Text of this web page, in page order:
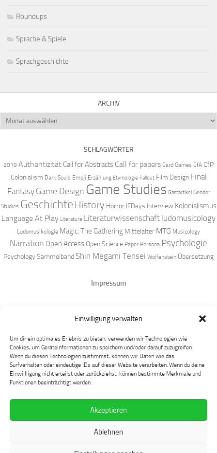
Einwilligung verwalten
Um dir ein optimales Erlebnis zu bieten, verwenden wir Technologien wie
Cookies, um Geräteinformationen zu speichern und/oder darauf zuzugreifen.
Wenn du diesen Technologien zustimmst, können wir Daten wie das
Surfverhalten oder eindeutige IDs auf dieser Website verarbeiten. Wenn du deine
Einwillligung nicht erteilst oder zurückziehst, können bestimmte Merkmale und
Funktionen beeinträchtigt werden.
Akzeptieren
Ablehnen
Roundups
Sprache & Spiele
Sprachgeschichte
ARCHIV
Archiv
SCHLAGWÖRTER
2019 Authentizität Call for Abstracts Call for papers Card Games CfA CfP
Colonialism Dark Souls Emoji Erzählung Etymologie Fallout Film Design Final
Fantasy Game Design Game Studies Gastartikel Gender
Studies Geschichte History Horror IFDays Interview Kolonialismus
Language At Play Literature Literaturwissenschaft ludomusicology
Ludomusikologie Magic: The Gathering Mittelalter MTG Musicology
Narration Open Access Open Science Paper Persona Psychologie
PsychologySammelband Shin Megami Tensei Wolfenstein Übersetzung
Impressum
Mastodon